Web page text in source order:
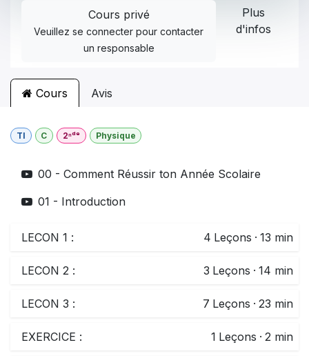
Cours privé
Veuillezse connecter pour contacter
un responsable
Plus
d'infos
Cours Avis
TI C 2ⁿᵈᵉ Physique
00 - Comment Réussir ton Année Scolaire
01 - Introduction
LECON 1 : 4 Leçons · 13 min
LECON 2 : 3 Leçons · 14 min
LECON 3 : 7 Leçons · 23 min
EXERCICE : 1 Leçons · 2 min